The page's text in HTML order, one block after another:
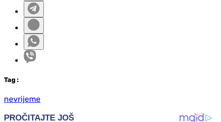
Tag :
nevrijeme